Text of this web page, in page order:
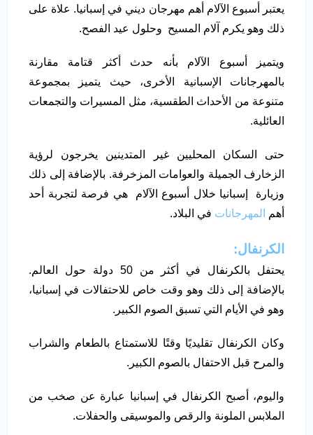
يعتبر أسبوع الآلام أهم مهرجان ديني في إسبانيا. علاة على
ذلك وهو يكرم آلام المسيح وحلول عيد الفصح.
ويتميز أسبوع الآلام بأنه حدث أكثر قتامة مقارنة
بالمهرجانات الإسبانية الأخرى، حيث يتميز بمجموعة
متنوعة من الأحداث الطقسية، مثل المسيرات والتجمعات
العائلية.
حتى السكان المحليين غير المتدينين يخرجون لرؤية
الزخارف الجميلة والعوامات المزخرفة. بالإضافة إلى ذلك
وزيارة إسبانيا خلال أسبوع الآلام هي فرصة لتجربة أحد
أهم
المهرجانات في البلاد.
الكرنفال:
يحتفل بالكرنفال في أكثر من 50 دولة حول العالم.
بالإضافة إلى ذلك وهو وقت خاص للاحتفالات في إسبانيا،
وهو في الأيام التي تسبق الصوم الكبير.
وكان الكرنفال تقليديًا وقتًا للاستمتاع بالطعام والشراب
والمرح قبل الاحتفال بالصوم الكبير.
واليوم، أصبح الكرنفال في إسبانيا عبارة عن صخب من
الملابس الملونة والرقص والموسيقى والحفلات.